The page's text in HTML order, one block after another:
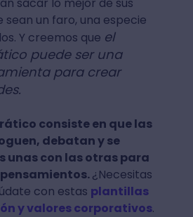
sean un faro, una especie
Y creemos que el
puede ser una
para crear
consiste en que las
debatan y se
unas con las otras para
¿Necesitas
con estas plantillas
y valores corporativos.